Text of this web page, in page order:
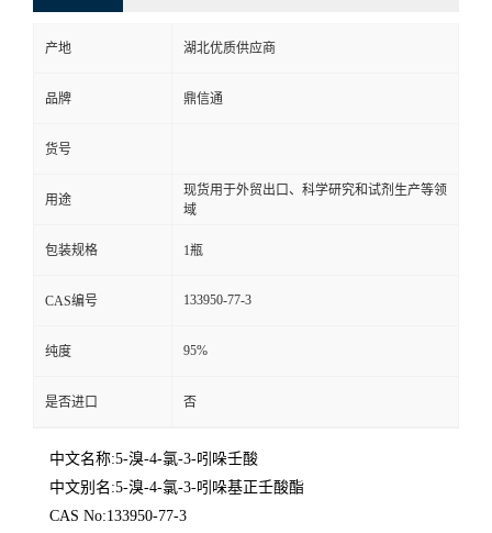
产地 湖北优质供应商
品牌 鼎信通
货号
用途
现货用于外贸出口、科学研究和试剂生产等领
域
包装规格 1瓶
CAS编号 133950-77-3
纯度 95%
是否进口 否
中文名称:5-溴-4-氯-3-吲哚壬酸
中文别名:5-溴-4-氯-3-吲哚基正壬酸酯
CAS No:133950-77-3